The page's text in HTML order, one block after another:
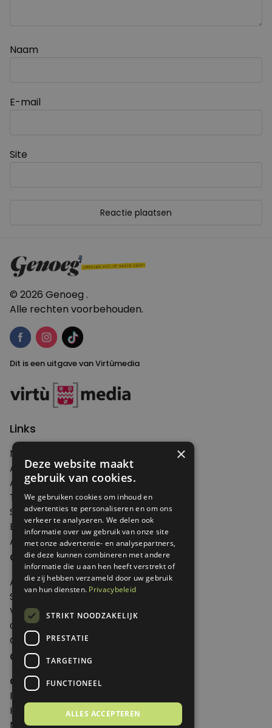
Naam
E-mail
Site
© 2026 Genoeg .
Alle rechten voorbehouden.
Dit is een uitgave van Virtùmedia
Links
Nieuws
Artikelen
Agenda
Thema's
Shop
Edities
Abonneren
Over Genoeg
Adverteren
Samenwerken
Verkooppunten
Over Genoeg
Contact
Contactgegevens
Genoeg
Postbus 595 - 3700 AN Zeist
Huis ter Heideweg 13 - 3705MA Zeist
Nederland
×
Deze website maakt
gebruik van cookies.
We gebruiken cookies om inhoud en
advertenties te personaliseren en om ons
verkeer te analyseren. We delen ook
informatie over uw gebruik van onze site
met onze advertentie- en analysepartners,
die deze kunnen combineren met andere
informatie die u aan hen heeft verstrekt of
die zij hebben verzameld door uw gebruik
van hun diensten. Privacybeleid
STRIKT NOODZAKELIJK
PRESTATIE
TARGETING
FUNCTIONEEL
ALLES ACCEPTEREN